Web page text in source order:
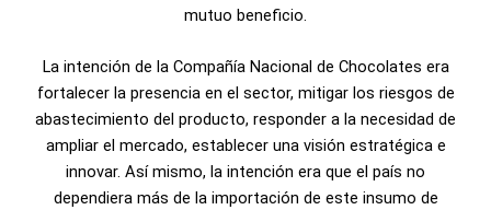
mutuo beneficio.
La intención de la Compañía Nacional de Chocolates era
fortalecer la presencia en el sector, mitigar los riesgos de
abastecimiento del producto, responder a la necesidad de
ampliar el mercado, establecer una visión estratégica e
innovar. Así mismo, la intención era que el país no
dependiera más de la importación de este insumo de